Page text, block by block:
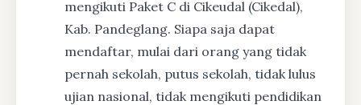
mengikuti Paket C di Cikeudal (Cikedal),
Kab. Pandeglang. Siapa saja dapat
mendaftar, mulai dari orang yang tidak
pernah sekolah, putus sekolah, tidak lulus
ujian nasional, tidak mengikuti pendidikan